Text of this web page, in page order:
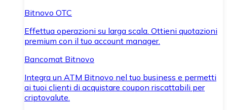
Bitnovo OTC
Effettua operazioni su larga scala. Ottieni quotazioni
premium con il tuo account manager.
Bancomat Bitnovo
Integra un ATM Bitnovo nel tuo business e permetti
ai tuoi clienti di acquistare coupon riscattabili per
criptovalute.